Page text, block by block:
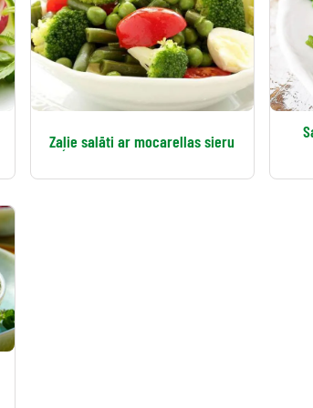
Zaļie salāti ar mocarellas sieru